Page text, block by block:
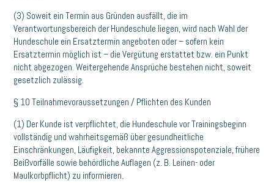
(3) Soweit ein Termin aus Gründen ausfällt, die im
Verantwortungsbereich der Hundeschule liegen, wird nach Wahl der
Hundeschule ein Ersatztermin angeboten oder – sofern kein
Ersatztermin möglich ist – die Vergütung erstattet bzw. ein Punkt
nicht abgezogen. Weitergehende Ansprüche bestehen nicht, soweit
gesetzlich zulässig.
§ 10 Teilnahmevoraussetzungen / Pflichten des Kunden
(1) Der Kunde ist verpflichtet, die Hundeschule vor Trainingsbeginn
vollständig und wahrheitsgemäß über gesundheitliche
Einschränkungen, Läufigkeit, bekannte Aggressionspotenziale, frühere
Beißvorfälle sowie behördliche Auflagen (z. B. Leinen- oder
Maulkorbpflicht) zu informieren.